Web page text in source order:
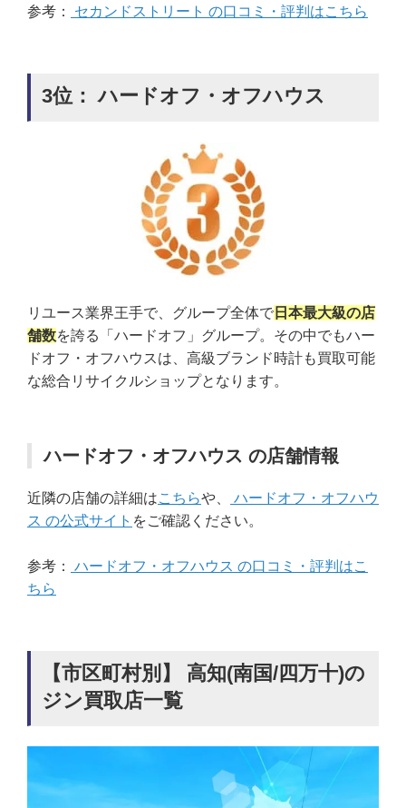
参考： セカンドストリート の口コミ・評判はこちら
3位： ハードオフ・オフハウス
リユース業界王手で、グループ全体で 日本最大級の店
舗数を誇る「ハードオフ」グループ。その中でもハー
ドオフ・オフハウスは、高級ブランド時計も買取可能
な総合リサイクルショップとなります。
ハードオフ・オフハウス の店舗情報
近隣の店舗の詳細はこちらや、
ハードオフ・オフハウ
ス の公式サイト をご確認ください。
参考：
ハードオフ・オフハウス の口コミ・評判はこ
ちら
【市区町村別】 高知(南国/四万十)の
ジン買取店一覧